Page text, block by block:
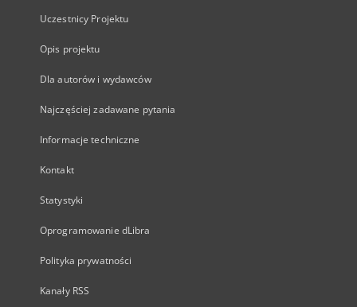
Uczestnicy Projektu
Opis projektu
Dla autorów i wydawców
Najczęściej zadawane pytania
Informacje techniczne
Kontakt
Statystyki
Oprogramowanie dLibra
Polityka prywatności
Kanały RSS